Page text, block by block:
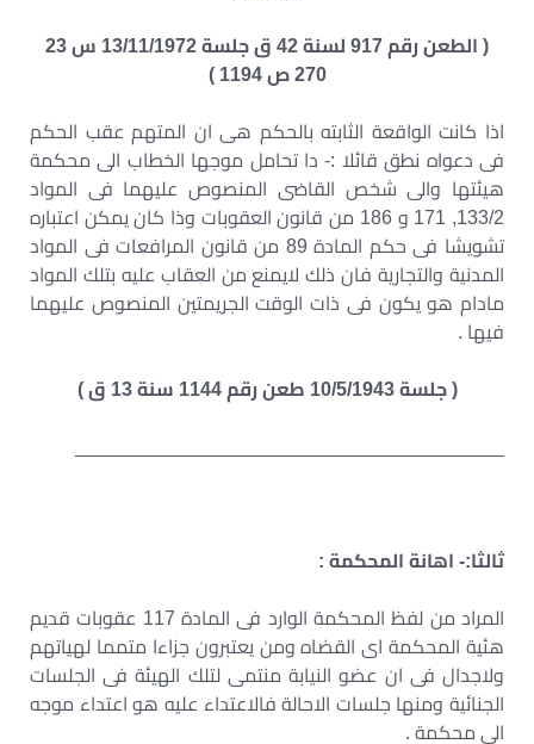
( الطعن رقم 917 لسنة 42 ق جلسة 13/11/1972 س 23
270 ص 1194 )
اذا كانت الواقعة الثابته بالحكم هى ان المتهم عقب الحكم
فى دعواه نطق قائلا :- دا تحامل موجها الخطاب الى محكمة
هيئتها والى شخص القاضى المنصوص عليهما فى المواد
133/2, 171 و 186 من قانون العقوبات وذا كان يمكن اعتباره
تشويشا فى حكم المادة 89 من قانون المرافعات فى المواد
المدنية والتجارية فان ذلك لايمنع من العقاب عليه بتلك المواد
مادام هو يكون فى ذات الوقت الجريمتين المنصوص عليهما
فيها .
( جلسة 10/5/1943 طعن رقم 1144 سنة 13 ق )
ثالثا:- اهانة المحكمة :
المراد من لفظ المحكمة الوارد فى المادة 117 عقوبات قديم
هئية المحكمة اى القضاه ومن يعتبرون جزاءا متمما لهياتهم
ولاجدال فى ان عضو النيابة منتمى لتلك الهيئة فى الجلسات
الجنائية ومنها جلسات الاحالة فالاعتداء عليه هو اعتداء موجه
الى محكمة .